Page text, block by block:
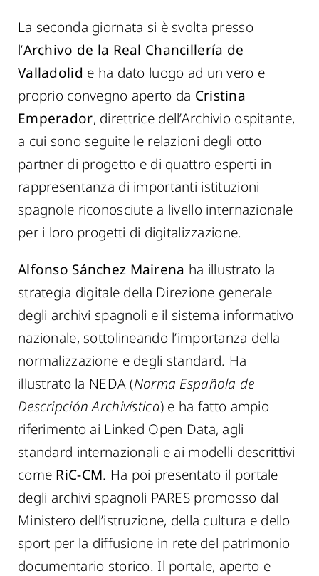
La seconda giornata si è svolta presso
l’Archivo de la Real Chancillería de
Valladolid e ha dato luogo ad un vero e
proprio convegno aperto da Cristina
Emperador, direttrice dell’Archivio ospitante,
a cui sono seguite le relazioni degli otto
partner di progetto e di quattro esperti in
rappresentanza di importanti istituzioni
spagnole riconosciute a livello internazionale
per i loro progetti di digitalizzazione.
Alfonso Sánchez Mairena ha illustrato la
strategia digitale della Direzione generale
degli archivi spagnoli e il sistema informativo
nazionale, sottolineando l’importanza della
normalizzazione e degli standard. Ha
illustrato la NEDA (Norma Española de
Descripción Archivística) e ha fatto ampio
riferimento ai Linked Open Data, agli
standard internazionali e ai modelli descrittivi
come RiC-CM. Ha poi presentato il portale
degli archivi spagnoli PARES promosso dal
Ministero dell’istruzione, della cultura e dello
sport per la diffusione in rete del patrimonio
documentario storico. Il portale, aperto e